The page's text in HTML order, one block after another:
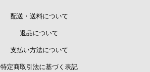
配送・送料について
返品について
支払い方法について
特定商取引法に基づく表記